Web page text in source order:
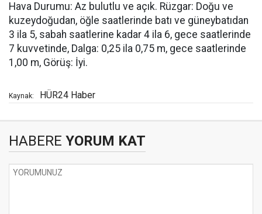
Hava Durumu: Az bulutlu ve açık. Rüzgar: Doğu ve
kuzeydoğudan, öğle saatlerinde batı ve güneybatıdan
3 ila 5, sabah saatlerine kadar 4 ila 6, gece saatlerinde
7 kuvvetinde, Dalga: 0,25 ila 0,75 m, gece saatlerinde
1,00 m, Görüş: İyi.
Kaynak: HÜR24 Haber
HABERE YORUM KAT